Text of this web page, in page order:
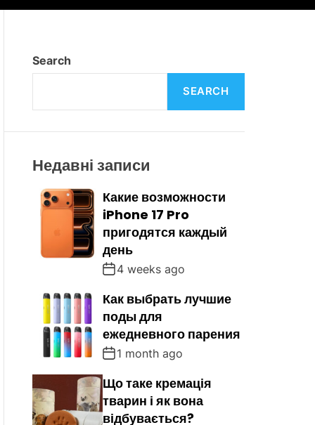
U I
O
L
R
A
Search
SEARCH
Недавні записи
Какие возможности
iPhone 17 Pro
пригодятся каждый
день
4 weeks ago
Как выбрать лучшие
поды для
ежедневного парения
1 month ago
Що таке кремація
тварин і як вона
відбувається?